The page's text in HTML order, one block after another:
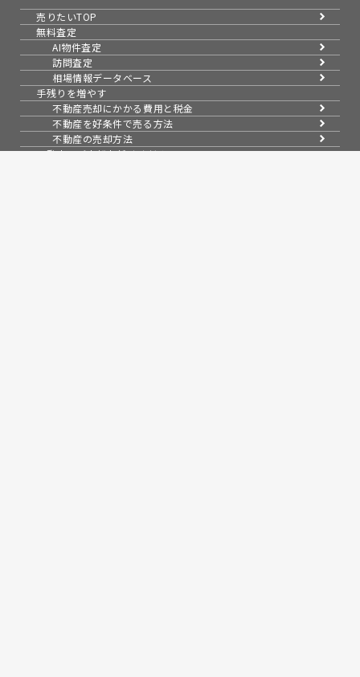
売りたいTOP
無料査定
AI物件査定
訪問査定
相場情報データベース
手残りを増やす
不動産売却にかかる費用と税金
不動産を好条件で売る方法
不動産の売却方法
不動産のご売却お任せください